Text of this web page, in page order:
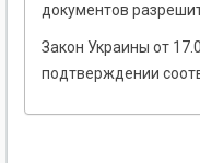
документов
Закон Украины от
подтверждении